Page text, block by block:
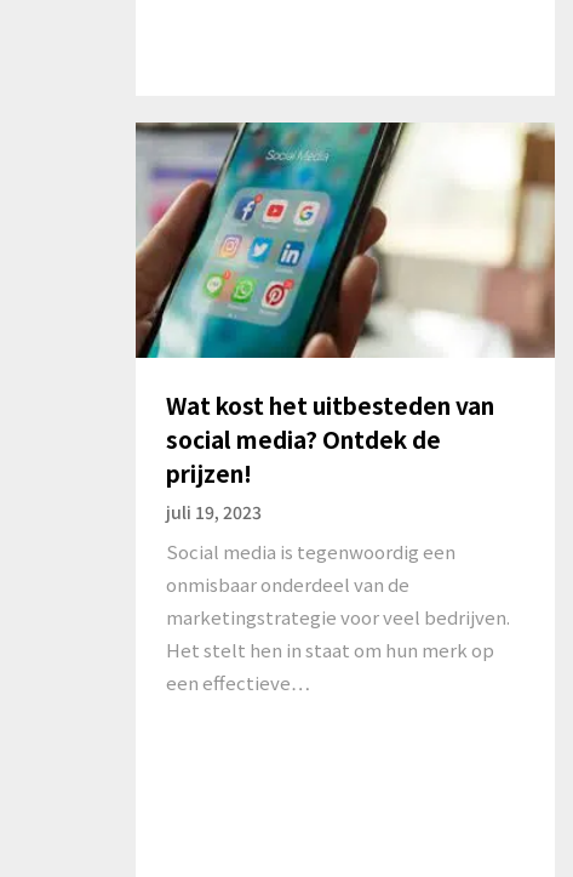
Wat kost het uitbesteden van
social media? Ontdek de
prijzen!
juli 19, 2023
Social media is tegenwoordig een
onmisbaar onderdeel van de
marketingstrategie voor veel bedrijven.
Het stelt hen in staat om hun merk op
een effectieve…